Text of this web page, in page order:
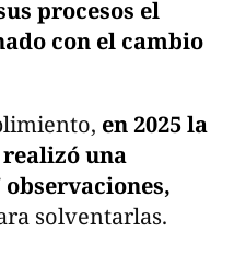
procesos el
con el cambio
en 2025 la
una
solventarlas.